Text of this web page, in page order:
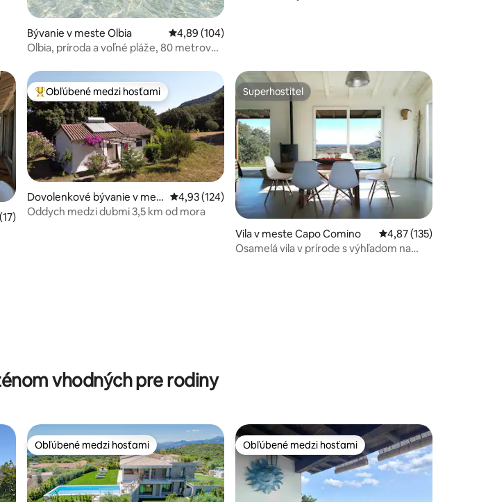
Bývanie v meste Olbia Priemerné ohodnotenie 4,89 z 5, počet hodnotení: 104
4,89 (104)
Olbia, príroda a voľné pláže, 80 metrov
ohodnotenie 4,88 z 5, počet hodnotení: 17
Najobľúbenejšie medzi hosťami
Obľúbené medzi hosťami
Dovolenkové bývanie v mes
te Cala Gonone
Priemerné ohodnotenie 4,93 z 5, počet hodnotení: 124
4,93 (124)
Oddych medzi dubmi 3,5 km od mora
Superhostiteľ
Superhostiteľ
Vila v meste Capo Comino Priemerné
4,87 (135)
Osamelá vila v prírode s výhľadom na
vhodných pre rodiny
Obľúbené medzi hosťami
Obľúbené medzi hosťami Obľúbené medzi hosťami
Obľúbené medzi hosťami